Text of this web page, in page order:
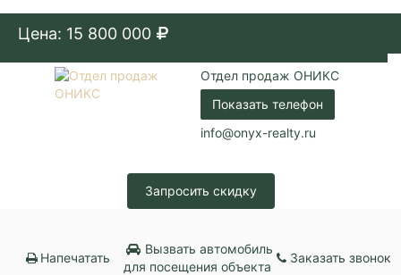
Цена: 15 800 000
Отдел продаж ОНИКС
Показать телефон
info@onyx-realty.ru
Запросить скидку
Напечатать
Вызвать автомобиль
для посещения объекта
Заказать звонок